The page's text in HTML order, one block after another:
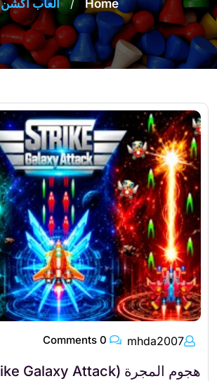
Home
/ ألعاب أكشن
mhda2007
هجوم المجرة (Strike Galaxy Attack)